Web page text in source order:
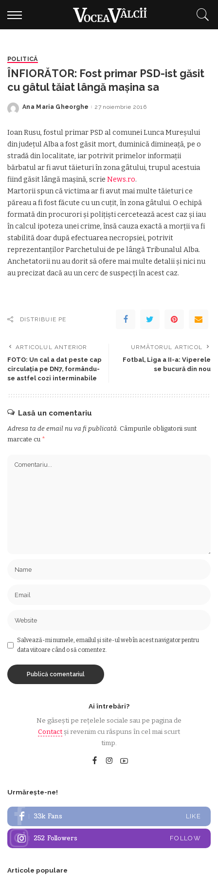
POLITICĂ
ÎNFIORĂTOR: Fost primar PSD-ist găsit
cu gâtul tăiat lângă mașina sa
Posted
Ana Maria Gheorghe 27 noiembrie 2016
Ioan Rusu, fostul primar PSD al comunei Lunca Mureşului
din judeţul Alba a fost găsit mort, duminică dimineaţă, pe o
stradă din localitate, iar potrivit primelor informaţii
bărbatul ar fi avut tăieturi în zona gâtului, trupul acestuia
fiind găsit lângă maşină, scrie News.ro.
Martorii spun că victima ar fi avut mai multe tăieturi ce
păreau a fi fost făcute cu un cuţit, în zona gâtului. O echipă
formată din procurori şi poliţişti cercetează acest caz şi iau
în calcul ipoteza unei crime, însă cauza exactă a morţii va fi
stabilită doar după efectuarea necropsiei, potrivit
reprezentanţilor Parchetului de pe lângă Tribunalul Alba.
Anchetatorii nu au dorit să ofere mai multe detalii şi nici nu
au precizat dacă au un cerc de suspecţi în acest caz.
DISTRIBUIE PE
ARTICOLUL ANTERIOR
FOTO: Un cal a dat peste cap
circulaţia pe DN7, formându-
se astfel cozi interminabile
URMĂTORUL ARTICOL
Fotbal, Liga a II-a: Viperele
se bucură din nou
Lasă un comentariu
Adresa ta de email nu va fi publicată. Câmpurile obligatorii sunt
marcate cu *
Salvează-mi numele, emailul și site-ul web în acest navigator pentru
data viitoare când o să comentez.
Ai întrebări?
Ne găsești pe rețelele sociale sau pe pagina de
Contactși revenim cu răspuns în cel mai scurt
timp.
Urmărește-ne!
33k Fans LIKE
252 Followers FOLLOW
Articole populare